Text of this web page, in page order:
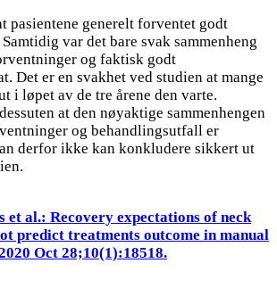
pasientene generelt forventet godt
var det bare svak sammenheng
og faktisk godt
Det er en svakhet ved studien at mange
i løpet av de tre årene den varte.
at den nøyaktige sammenhengen
og behandlingsutfall er
derfor ikke kan konkludere sikkert ut
et al.: Recovery expectations of neck
predict treatments outcome in manual
Oct 28;10(1):18518.